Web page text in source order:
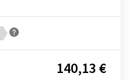
140,13 €